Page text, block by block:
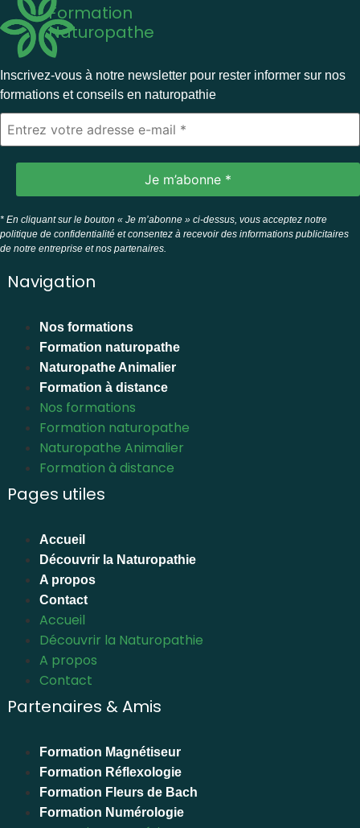
Formation
Naturopathe
Inscrivez-vous à notre newsletter pour rester informer sur nos
formations et conseils en naturopathie
* En cliquant sur le bouton « Je m’abonne » ci-dessus, vous acceptez notre
politique de confidentialité et consentez à recevoir des informations publicitaires
de notre entreprise et nos partenaires.
Navigation
Nos formations
Formation naturopathe
Naturopathe Animalier
Formation à distance
Nos formations
Formation naturopathe
Naturopathe Animalier
Formation à distance
Pages utiles
Accueil
Découvrir la Naturopathie
A propos
Contact
Accueil
Découvrir la Naturopathie
A propos
Contact
Partenaires & Amis
Formation Magnétiseur
Formation Réflexologie
Formation Fleurs de Bach
Formation Numérologie